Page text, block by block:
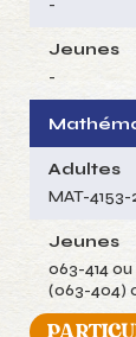
Jeunes
-
Adultes
MAT-4153-
Jeunes
063-414
(063-404)